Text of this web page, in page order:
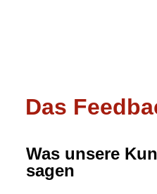
Das
Was unsere
sagen